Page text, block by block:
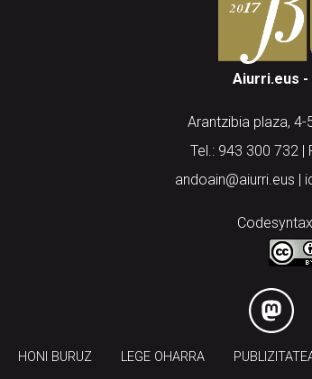
Aiurri.eus -
Arantzibia plaza, 4-
Tel.: 943 300 732 |
andoain@aiurri.eus |
HONI BURUZ LEGE OHARRA